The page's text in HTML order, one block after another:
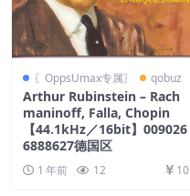
〖OppsUmax专属〗 qobuz
Arthur Rubinstein – Rach
maninoff, Falla, Chopin
【44.1kHz／16bit】009026
6888627德国区
1 年前 12 10